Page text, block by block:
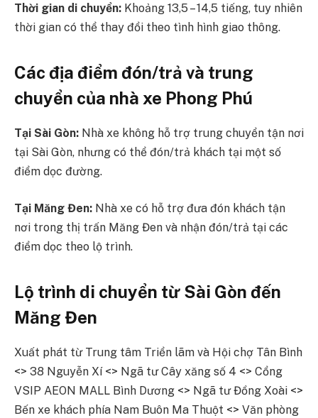
Thời gian di chuyển: Khoảng 13,5 – 14,5 tiếng, tuy nhiên
thời gian có thể thay đổi theo tình hình giao thông.
Các địa điểm đón/trả và trung
chuyển của nhà xe Phong Phú
Tại Sài Gòn: Nhà xe không hỗ trợ trung chuyển tận nơi
tại Sài Gòn, nhưng có thể đón/trả khách tại một số
điểm dọc đường.
Tại Măng Đen: Nhà xe có hỗ trợ đưa đón khách tận
nơi trong thị trấn Măng Đen và nhận đón/trả tại các
điểm dọc theo lộ trình.
Lộ trình di chuyển từ Sài Gòn đến
Măng Đen
Xuất phát từ Trung tâm Triển lãm và Hội chợ Tân Bình
<> 38 Nguyễn Xí <> Ngã tư Cây xăng số 4 <> Cổng
VSIP AEON MALL Bình Dương <> Ngã tư Đồng Xoài <>
Bến xe khách phía Nam Buôn Ma Thuột <> Văn phòng